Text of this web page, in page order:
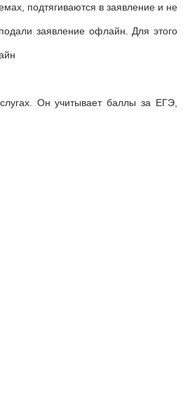
подтягиваются в заявление и не
заявление офлайн. Для этого
Он учитывает баллы за ЕГЭ,